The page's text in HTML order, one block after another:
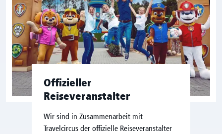
Offizieller
Reiseveranstalter
Wir sind in Zusammenarbeit mit
Travelcircus der offizielle Reiseveranstalter